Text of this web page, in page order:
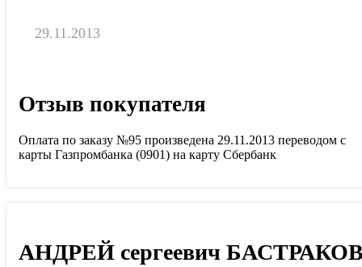
29.11.2013
Отзыв покупателя
Оплата по заказу №95 произведена 29.11.2013 переводом с
карты Газпромбанка (0901) на карту Сбербанк
АНДРЕЙ сергеевич